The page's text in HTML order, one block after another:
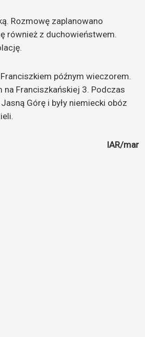
Rozmowę zaplanowano
również z duchowieństwem.
późnym wieczorem.
na Franciszkańskiej 3. Podczas
Górę i były niemiecki obóz
IAR/mar